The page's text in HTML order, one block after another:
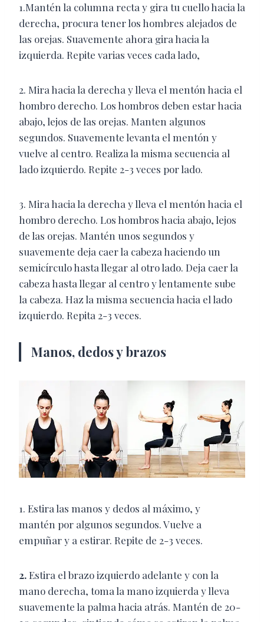
1.Mantén la columna recta y gira tu cuello hacia la
derecha, procura tener los hombres alejados de
las orejas. Suavemente ahora gira hacia la
izquierda. Repite varias veces cada lado,
2. Mira hacia la derecha y lleva el mentón hacia el
hombro derecho. Los hombros deben estar hacia
abajo, lejos de las orejas. Manten algunos
segundos. Suavemente levanta el mentón y
vuelve al centro. Realiza la misma secuencia al
lado izquierdo. Repite 2-3 veces por lado.
3. Mira hacia la derecha y lleva el mentón hacia el
hombro derecho. Los hombros hacia abajo, lejos
de las orejas. Mantén unos segundos y
suavemente deja caer la cabeza haciendo un
semicírculo hasta llegar al otro lado. Deja caer la
cabeza hasta llegar al centro y lentamente sube
la cabeza. Haz la misma secuencia hacia el lado
izquierdo. Repita 2-3 veces.
Manos, dedos y brazos
1. Estira las manos y dedos al máximo, y
mantén por algunos segundos. Vuelve a
empuñar y a estirar. Repite de 2-3 veces.
2.Estira el brazo izquierdo adelante y con la
mano derecha, toma la mano izquierda y lleva
suavemente la palma hacia atrás. Mantén de 20-